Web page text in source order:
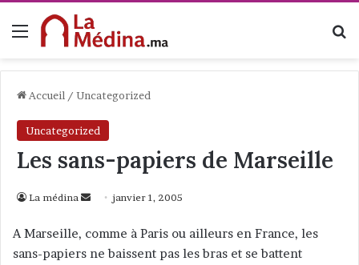
Menu
Accueil / Uncategorized
Uncategorized
Les sans-papiers de Marseille
La médina
v
o
janvier 1, 2005
A Marseille, comme à Paris ou ailleurs en France, les
sans-papiers ne baissent pas les bras et se battent